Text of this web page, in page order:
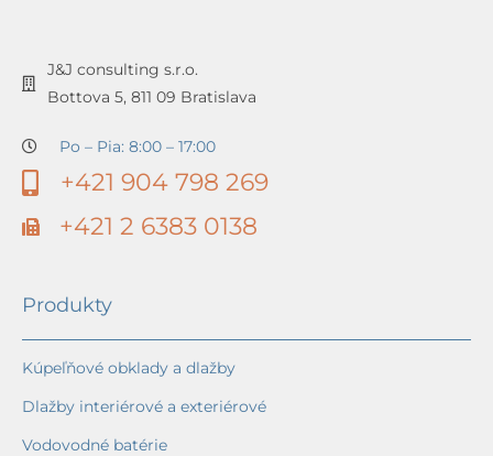
J&J consulting s.r.o.
Bottova 5, 811 09 Bratislava
Po – Pia: 8:00 – 17:00
+421 904 798 269
+421 2 6383 0138
Produkty
Kúpeľňové obklady a dlažby
Dlažby interiérové a exteriérové
Vodovodné batérie